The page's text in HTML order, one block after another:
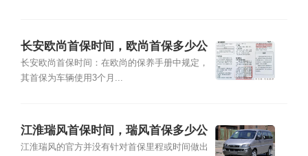
长安欧尚首保时间，欧尚首保多少公
里
长安欧尚首保时间：在欧尚的保养手册中规定，
其首保为车辆使用3个月...
江淮瑞风首保时间，瑞风首保多少公
里
江淮瑞风的官方并没有针对首保里程或时间做出